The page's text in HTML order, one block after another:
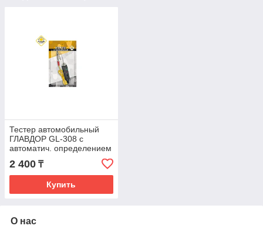
Тестер автомобильный
ГЛАВДОР GL-308 с
автоматич. определением
полярности /20
2 400 ₸
Купить
О нас